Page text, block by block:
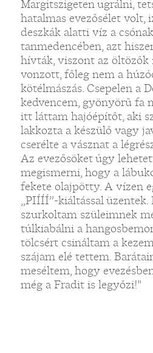
Margitszigeten ugrálni,
hatalmas evezősélet volt,
deszkák alatti víz a
tanmedencében, azt
hívták, viszont az öltözők
vonzott, főleg nem a
kötélmászás. Csepelen a
kedvencem, gyönyörű fa
itt láttam hajóépítőt, aki
lakkozta a készülő vagy
cserélte a vásznat a
Az evezősöket úgy
megismerni, hogy a
fekete olajpötty. A vízen
„PIÍÍÍ”-kiáltással üzentek.
szurkoltam szüleimnek
túlkiabálni a
tölcsért csináltam a
szájam elé tettem.
meséltem, hogy
még a Fradit is legyőzi!"